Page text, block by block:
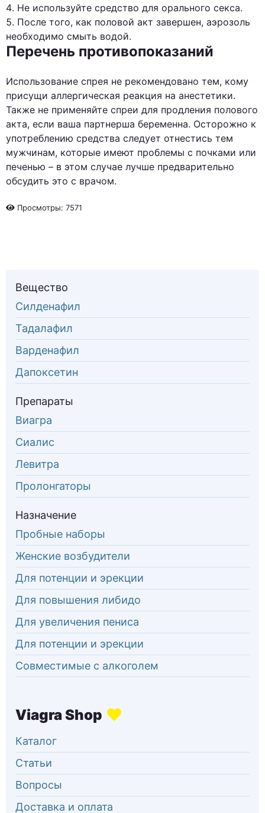
Не используйте средство для орального секса.
После того, как половой акт завершен, аэрозоль
необходимо смыть водой.
Перечень противопоказаний
Использование спрея не рекомендовано тем, кому
присущи аллергическая реакция на анестетики.
Также не применяйте спреи для продления полового
акта, если ваша партнерша беременна. Осторожно к
употреблению средства следует отнестись тем
мужчинам, которые имеют проблемы с почками или
печенью – в этом случае лучше предварительно
обсудить это с врачом.
Просмотры: 7571
Вещество
Силденафил
Тадалафил
Варденафил
Дапоксетин
Препараты
Виагра
Сиалис
Левитра
Пролонгаторы
Назначение
Пробные наборы
Женские возбудители
Для потенции и эрекции
Для повышения либидо
Для увеличения пениса
Для потенции и эрекции
Совместимые с алкоголем
Каталог
Статьи
Вопросы
Доставка и оплата